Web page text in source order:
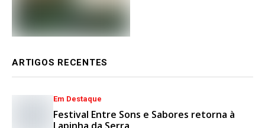
ARTIGOS RECENTES
Em Destaque
Festival Entre Sons e Sabores retorna à